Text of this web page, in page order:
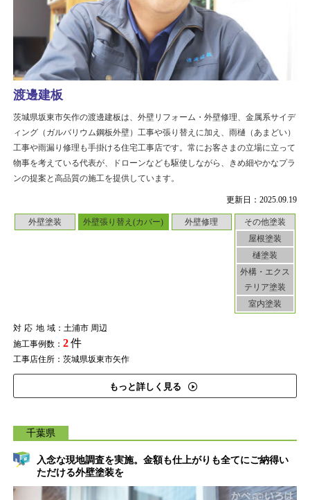
更新日：2025.09.19
外壁塗装 外壁張り替え(カバー) 外壁修理
その他塗装
屋根塗装
樋塗装
外構・エクス
テリア塗装
室内塗装
対応地域：土浦市 周辺
施工事例数： 2件
工事店住所：茨城県坂東市矢作
もっと詳しく見る
渡邊建板
茨城県坂東市矢作の渡邊建板は、外壁リフォーム・外壁修理、金属系サイデ
ィング（ガルバリウム鋼板外壁）工事や張り替えに加え、雨樋（あまどい）
工事や雨漏り修理も手掛ける住宅工事店です。常にお客さまの立場に立って
物事を考えている代表が、ドローンなども駆使しながら、きめ細やかなプラ
ンの提案と高品質の施工を提供しています。
千葉県
入念な現地調査を実施。金額も仕上がりも全てにご納得い
ただける外壁塗装を